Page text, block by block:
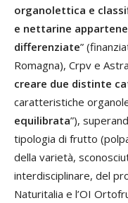
organolettica e
e nettarine
differenziate”
Romagna), Crpv e
creare due distinte
caratteristiche
equilibrata”),
tipologia di frutto
della varietà,
interdisciplinare, del
Naturitalia e l’OI